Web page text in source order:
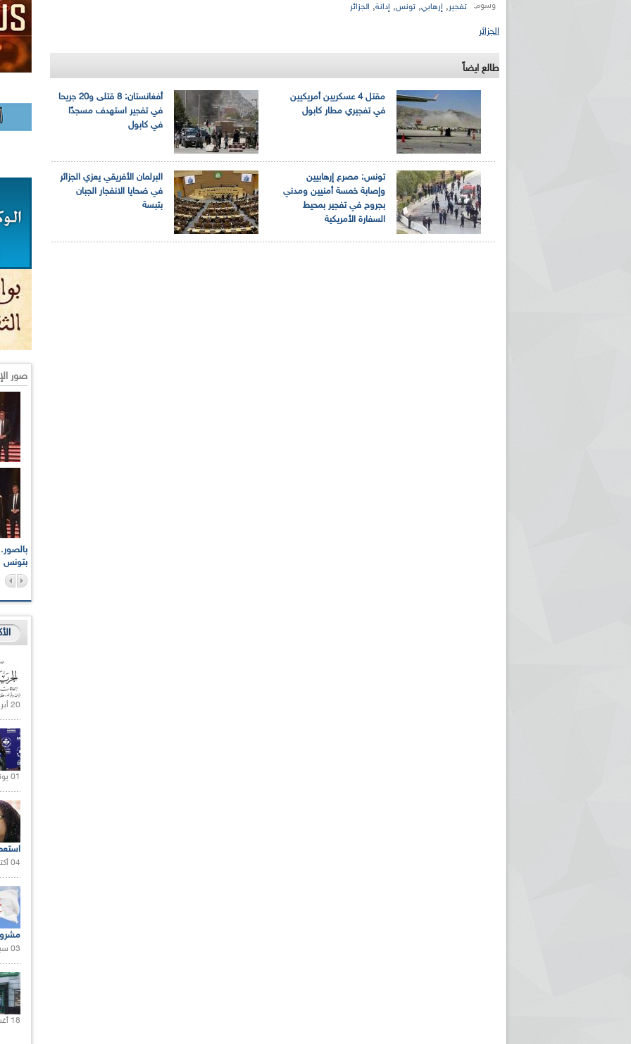
وسوم: تفجير, إرهابي, تونس, إدانة, الجزائر
الجزائر
طالع ايضاً
أفغانستان: 8 قتلى و20 جريحا
في تفجير استهدف مسجدًا
في كابول
مقتل 4 عسكريين أمريكيين
في تفجيري مطار كابول
البرلمان الأفريقي يعزي الجزائر
في ضحايا الانفجار الجبان
بتبسة
تونس: مصرع إرهابيين
وإصابة خمسة أمنيين ومدني
بجروح في تفجير بمحيط
السفارة الأمريكية
صور
بتونس
20 أبريل 2021 |
01 يونيو 2021 |
04 أكتوبر 2020 |
03 سبتمبر 2020 |
18 أغسطس 2020 |